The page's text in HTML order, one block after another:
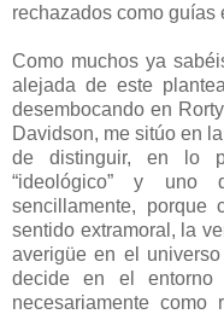
rechazados como guías
Como muchos ya
alejada de este
desembocando en
Davidson, me sitúo en
de distinguir, en lo
“ideológico” y
sencillamente, porque
sentido extramoral, la
averigüe en el
decide en el entorno
necesariamente como